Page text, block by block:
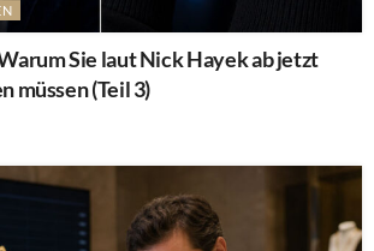
Sie laut Nick Hayek ab jetzt
müssen (Teil 3)